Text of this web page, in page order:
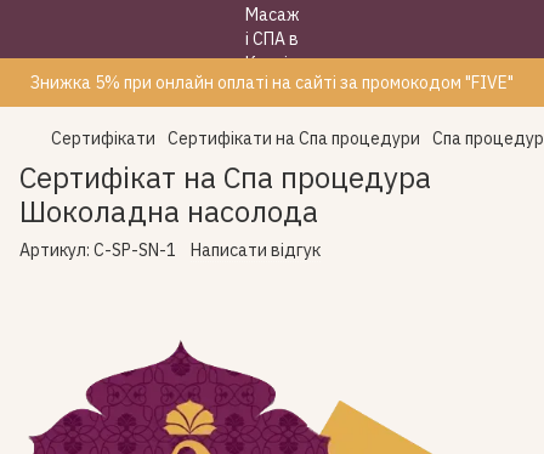
Знижка 5% при онлайн оплаті на сайті за промокодом "FIVE"
Сертифікати Сертифікати на Спа процедури Спа
Сертифікат на Спа процедура
Шоколадна насолода
Артикул: C-SP-SN-1 Написати відгук